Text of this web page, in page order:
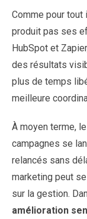
Comme pour tout
produit pas ses
HubSpot et
des résultats
plus de temps
meilleure
À moyen terme,
campagnes se
relancés sans
marketing peut
sur la gestion.
amélioration